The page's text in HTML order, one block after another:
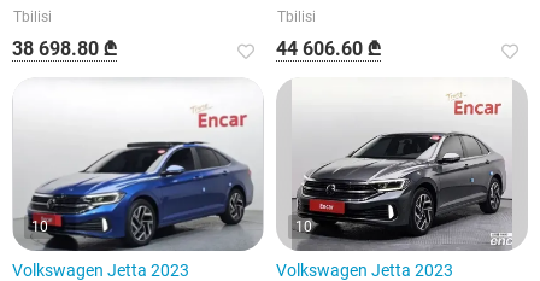
Tbilisi
38 698.80 ₾
Tbilisi
44 606.60 ₾
10
Volkswagen Jetta 2023
10
Volkswagen Jetta 2023